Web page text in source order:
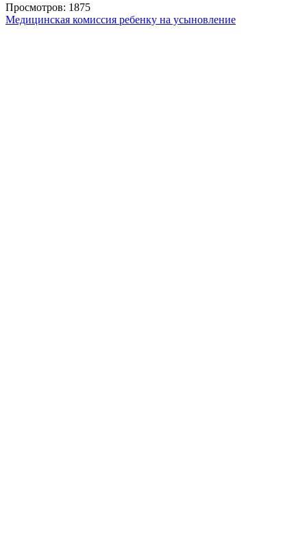
Просмотров: 1875
Медицинская комиссия ребенку на усыновление